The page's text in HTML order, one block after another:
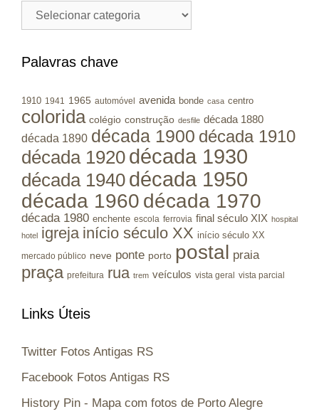
Cidades
Municípios
Palavras chave
1910 1941 1965 automóvel avenida bonde casa centro
colorida colégio construção desfile década 1880
década 1890 década 1900 década 1910
década 1920 década 1930
década 1940 década 1950
década 1960 década 1970
década 1980 enchente escola ferrovia final século XIX hospital
hotel igreja início século XX início século XX
mercado público neve ponte porto postal praia
praça prefeitura rua trem veículos vista geral vista parcial
Links Úteis
Twitter Fotos Antigas RS
Facebook Fotos Antigas RS
History Pin - Mapa com fotos de Porto Alegre